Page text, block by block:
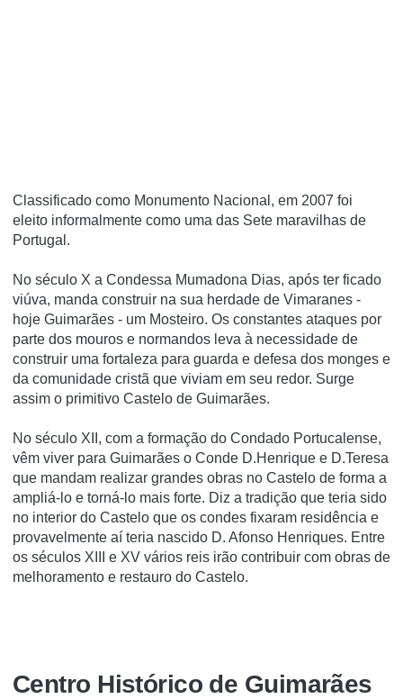
Classificado como Monumento Nacional, em 2007 foi
eleito informalmente como uma das Sete maravilhas de
Portugal.
No século X a Condessa Mumadona Dias, após ter ficado
viúva, manda construir na sua herdade de Vimaranes -
hoje Guimarães - um Mosteiro. Os constantes ataques por
parte dos mouros e normandos leva à necessidade de
construir uma fortaleza para guarda e defesa dos monges e
da comunidade cristã que viviam em seu redor. Surge
assim o primitivo Castelo de Guimarães.
No século XII, com a formação do Condado Portucalense,
vêm viver para Guimarães o Conde D.Henrique e D.Teresa
que mandam realizar grandes obras no Castelo de forma a
ampliá-lo e torná-lo mais forte. Diz a tradição que teria sido
no interior do Castelo que os condes fixaram residência e
provavelmente aí teria nascido D. Afonso Henriques. Entre
os séculos XIII e XV vários reis irão contribuir com obras de
melhoramento e restauro do Castelo.
Centro Histórico de Guimarães